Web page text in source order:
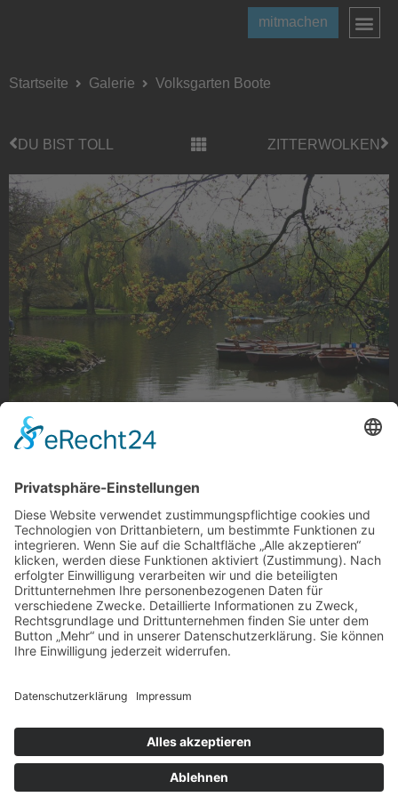
mitmachen
Startseite Galerie Volksgarten Boote
DU BIST TOLL ZITTERWOLKEN
Volksgarten Boote
Volksgarten Boote
Foto: Stefanie Schulte